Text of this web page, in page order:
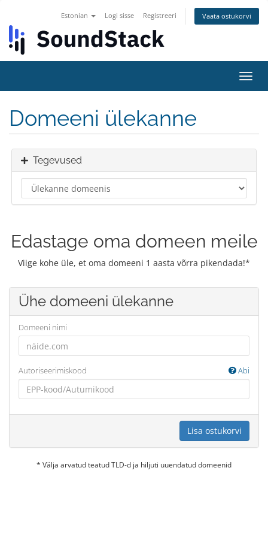
Estonian Logi sisse Registreeri Vaata ostukorvi
Domeeni ülekanne
Tegevused
Edastage oma domeen meile
Viige kohe üle, et oma domeeni 1 aasta võrra pikendada!*
Ühe domeeni ülekanne
Domeeni nimi
Autoriseerimiskood Abi
Lisa ostukorvi
* Välja arvatud teatud TLD-d ja hiljuti uuendatud domeenid